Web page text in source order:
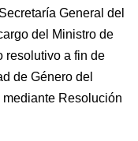
General del
del Ministro de
resolutivo a fin de
de Género del
Resolución